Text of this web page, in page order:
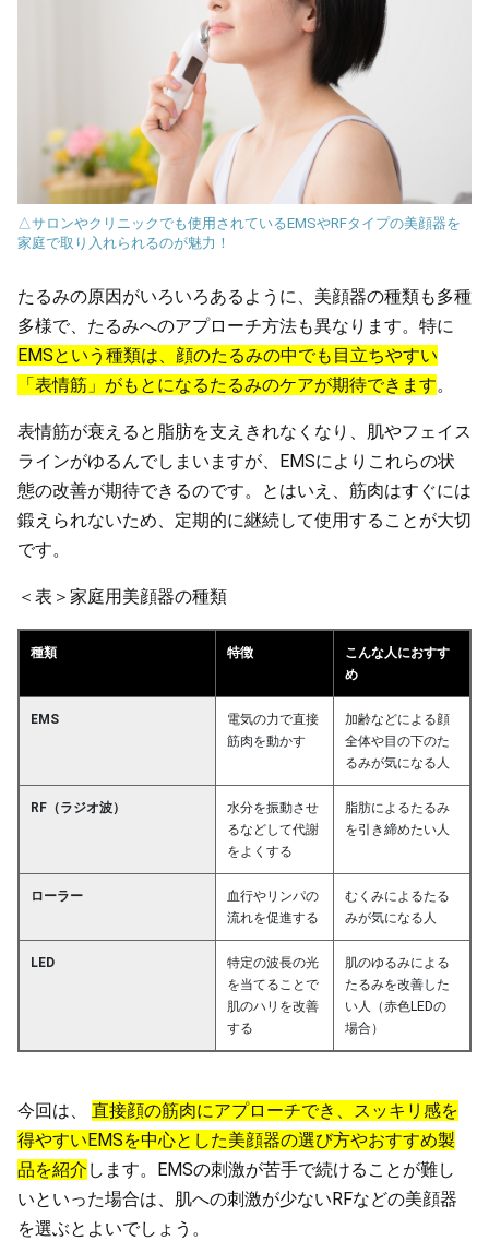
△サロンやクリニックでも使用されているEMSやRFタイプの美顔器を
家庭で取り入れられるのが魅力！
たるみの原因がいろいろあるように、美顔器の種類も多種
多様で、たるみへのアプローチ方法も異なります。特に
EMSという種類は、顔のたるみの中でも目立ちやすい
「表情筋」がもとになるたるみのケアが期待できます。
表情筋が衰えると脂肪を支えきれなくなり、肌やフェイス
ラインがゆるんでしまいますが、EMSによりこれらの状
態の改善が期待できるのです。とはいえ、筋肉はすぐには
鍛えられないため、定期的に継続して使用することが大切
です。
＜表＞家庭用美顔器の種類
種類 特徴
こんな人におすす
め
EMS
電気の力で直接
筋肉を動かす
加齢などによる顔
全体や目の下のた
るみが気になる人
RF（ラジオ波）
水分を振動させ
るなどして代謝
をよくする
脂肪によるたるみ
を引き締めたい人
ローラー
血行やリンパの
流れを促進する
むくみによるたる
みが気になる人
LED
特定の波長の光
を当てることで
肌のハリを改善
する
肌のゆるみによる
たるみを改善した
い人（赤色LEDの
場合）
今回は、 直接顔の筋肉にアプローチでき、スッキリ感を
得やすいEMSを中心とした美顔器の選び方やおすすめ製
品を紹介 します。EMSの刺激が苦手で続けることが難し
いといった場合は、肌への刺激が少ないRFなどの美顔器
を選ぶとよいでしょう。